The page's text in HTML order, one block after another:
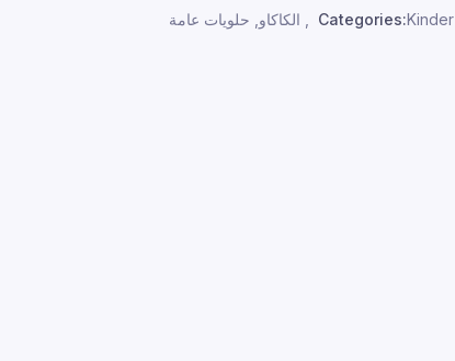
Categories:Kinder الكاكاو حلويات عامة